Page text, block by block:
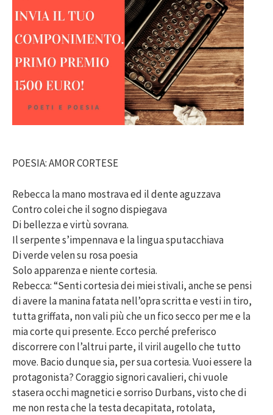
POESIA: AMOR CORTESE
Rebecca la mano mostrava ed il dente aguzzava
Contro colei che il sogno dispiegava
Di bellezza e virtù sovrana.
Il serpente s’impennava e la lingua sputacchiava
Di verde velen su rosa poesia
Solo apparenza e niente cortesia.
Rebecca: “Senti cortesia dei miei stivali, anche se pensi
di avere la manina fatata nell’opra scritta e vesti in tiro,
tutta griffata, non vali più che un fico secco per me e la
mia corte qui presente. Ecco perché preferisco
discorrere con l’altrui parte, il viril augello che tutto
move. Bacio dunque sia, per sua cortesia. Vuoi essere la
protagonista? Coraggio signori cavalieri, chi vuole
stasera occhi magnetici e sorriso Durbans, visto che di
me non resta che la testa decapitata, rotolata,